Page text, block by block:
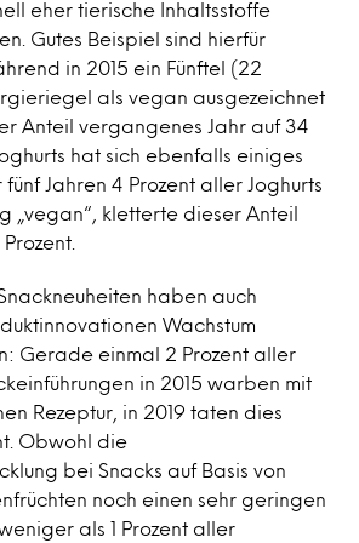
eher tierische Inhaltsstoffe
Gutes Beispiel sind hierfür
in 2015 ein Fünftel (22
als vegan ausgezeichnet
Anteil vergangenes Jahr auf 34
hat sich ebenfalls einiges
Jahren 4 Prozent aller Joghurts
„vegan“, kletterte dieser Anteil
haben auch
Wachstum
Gerade einmal 2 Prozent aller
in 2015 warben mit
Rezeptur, in 2019 taten dies
Obwohl die
bei Snacks auf Basis von
noch einen sehr geringen
als 1 Prozent aller